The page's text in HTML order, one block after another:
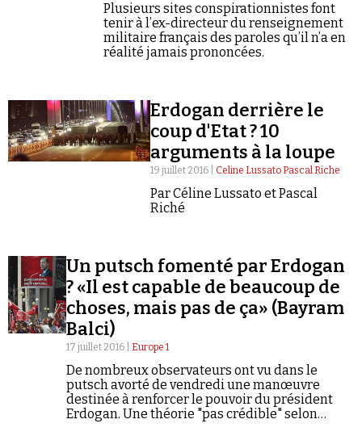
Se connecter
Plusieurs sites conspirationnistes font
tenir à l’ex-directeur du renseignement
militaire français des paroles qu’il n’a en
réalité jamais prononcées.
Erdogan derrière le
coup d'Etat ? 10
arguments à la loupe
19 juillet 2016 | Celine Lussato Pascal Riche
Par Céline Lussato et Pascal
Riché
Un putsch fomenté par Erdogan
? «Il est capable de beaucoup de
choses, mais pas de ça» (Bayram
Balci)
17 juillet 2016 | Europe 1
De nombreux observateurs ont vu dans le
putsch avorté de vendredi une manœuvre
destinée à renforcer le pouvoir du président
Erdogan. Une théorie "pas crédible" selon